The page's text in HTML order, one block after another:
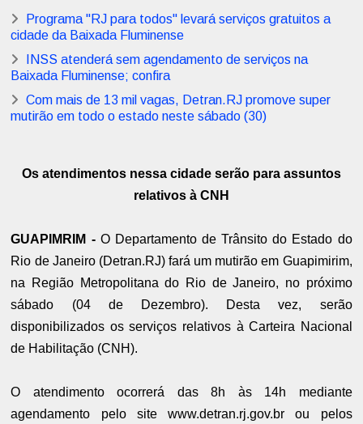
Programa "RJ para todos" levará serviços gratuitos a
cidade da Baixada Fluminense
INSS atenderá sem agendamento de serviços na
Baixada Fluminense; confira
Com mais de 13 mil vagas, Detran.RJ promove super
mutirão em todo o estado neste sábado (30)
Os atendimentos nessa cidade serão para assuntos
relativos à CNH
GUAPIMRIM - O Departamento de Trânsito do Estado do
Rio de Janeiro (Detran.RJ) fará um mutirão em Guapimirim,
na Região Metropolitana do Rio de Janeiro, no próximo
sábado (04 de Dezembro). Desta vez, serão
disponibilizados os serviços relativos à Carteira Nacional
de Habilitação (CNH).
O atendimento ocorrerá das 8h às 14h mediante
agendamento pelo site www.detran.rj.gov.br ou pelos